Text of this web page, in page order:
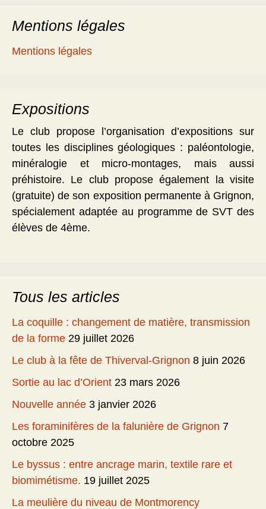
Mentions légales
Mentions légales
Expositions
Le club propose l’organisation d’expositions sur
toutes les disciplines géologiques : paléontologie,
minéralogie et micro-montages, mais aussi
préhistoire. Le club propose également la visite
(gratuite) de son exposition permanente à Grignon,
spécialement adaptée au programme de SVT des
élèves de 4ème.
Tous les articles
La coquille : changement de matière, transmission
de la forme 29 juillet 2026
Le club à la fête de Thiverval-Grignon 8 juin 2026
Sortie au lac d’Orient 23 mars 2026
Nouvelle année 3 janvier 2026
Les foraminifères de la falunière de Grignon 7
octobre 2025
Le byssus : entre ancrage marin, textile rare et
biomimétisme. 19 juillet 2025
La meulière du niveau de Montmorency